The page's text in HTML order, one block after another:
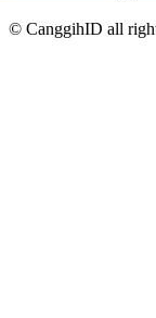
© CanggihID all